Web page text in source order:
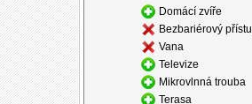
Domácí zvíře
Bezbariérový
Vana
Televize
Mikrovlnná trouba
Terasa